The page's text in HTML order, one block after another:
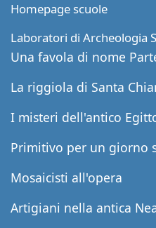
Homepage scuole
Laboratori di Archeologia
Una favola di nome
La riggiola di Santa
I misteri dell'antico
Primitivo per un giorno
Mosaicisti all'opera
Artigiani nella antica